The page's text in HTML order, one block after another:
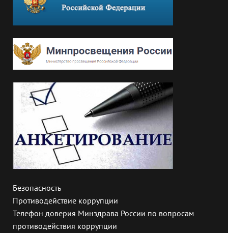
Безопасность
Противодействие коррупции
Телефон доверия Минздрава России по вопросам
противодействия коррупции